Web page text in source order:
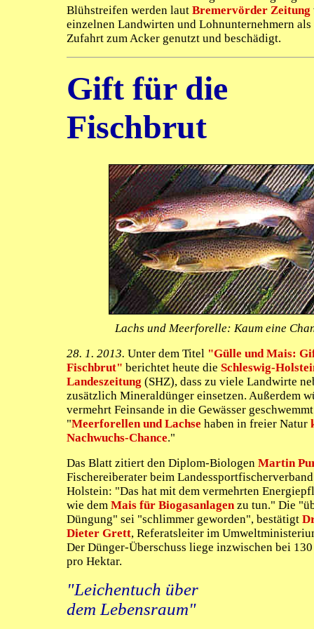
Blühstreifen werden laut Bremervörder Zeitung
einzelnen Landwirten und Lohnunternehmern
Zufahrt zum Acker genutzt und beschädigt.
Gift für die
Fischbrut
Lachs und Meerforelle: Kaum eine
28. 1. 2013. Unter dem Titel "Gülle und Mais:
Fischbrut" berichtet heute die Schleswig-
Landeszeitung (SHZ), dass zu viele Landwirte
zusätzlich Mineraldünger einsetzen. Außerdem
vermehrt Feinsande in die Gewässer
"Meerforellen und Lachse haben in freier Natur
Nachwuchs-Chance."
Das Blatt zitiert den Diplom-Biologen Martin
Fischereiberater beim
Holstein: "Das hat mit dem vermehrten
wie dem Mais für Biogasanlagenzu tun." Die
Düngung" sei "schlimmer geworden", bestätigt
Dieter Grett, Referatsleiter im
Der Dünger-Überschuss liege inzwischen bei
pro Hektar.
"Leichentuch über
dem Lebensraum"